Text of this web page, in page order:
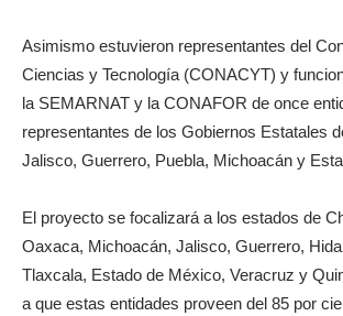
Asimismo estuvieron representantes del
Ciencias y Tecnología (CONACYT) y
la SEMARNAT y la CONAFOR de once
representantes de los Gobiernos Estatales
Jalisco, Guerrero, Puebla, Michoacán y
El proyecto se focalizará a los estados de
Oaxaca, Michoacán, Jalisco, Guerrero,
Tlaxcala, Estado de México, Veracruz y
a que estas entidades proveen del 85 por